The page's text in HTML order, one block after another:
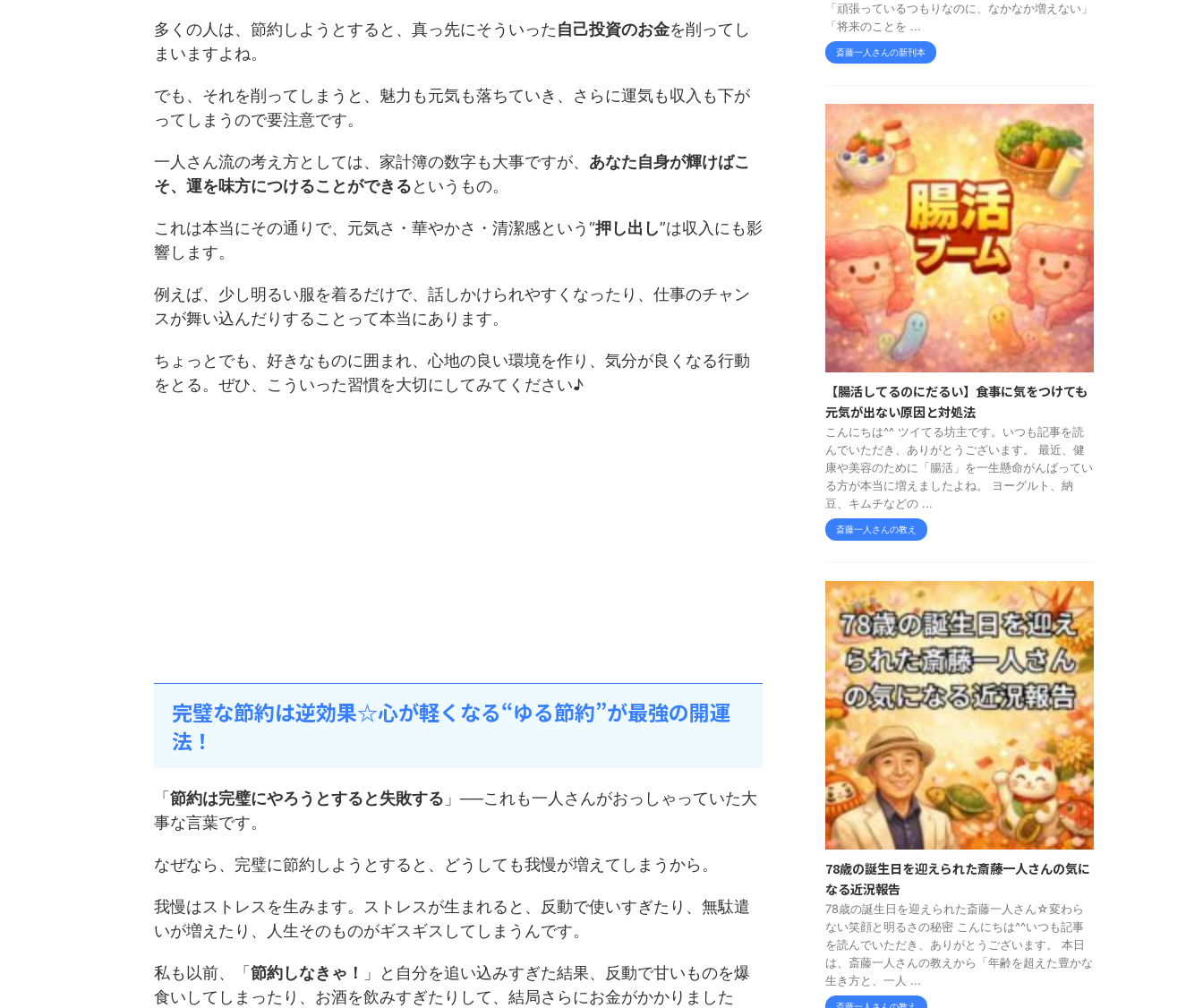
多くの人は、節約しようとすると、真っ先にそういった自己投資のお金を削ってし
まいますよね。
でも、それを削ってしまうと、魅力も元気も落ちていき、さらに運気も収入も下が
ってしまうので要注意です。
一人さん流の考え方としては、家計簿の数字も大事ですが、 あなた自身が輝けばこ
そ、運を味方につけることができるというもの。
これは本当にその通りで、元気さ・華やかさ・清潔感という“押し出し”は収入にも影
響します。
例えば、少し明るい服を着るだけで、話しかけられやすくなったり、仕事のチャン
スが舞い込んだりすることって本当にあります。
ちょっとでも、好きなものに囲まれ、心地の良い環境を作り、気分が良くなる行動
をとる。ぜひ、こういった習慣を大切にしてみてください♪
完璧な節約は逆効果☆心が軽くなる“ゆる節約”が最強の開運
法！
「 節約は完璧にやろうとすると失敗する 」──これも一人さんがおっしゃっていた大
事な言葉です。
なぜなら、完璧に節約しようとすると、どうしても我慢が増えてしまうから。
我慢はストレスを生みます。ストレスが生まれると、反動で使いすぎたり、無駄遣
いが増えたり、人生そのものがギスギスしてしまうんです。
私も以前、「 節約しなきゃ！
」と自分を追い込みすぎた結果、反動で甘いものを爆
食いしてしまったり、お酒を飲みすぎたりして、結局さらにお金がかかりました
「頑張っているつもりなのに、なかなか増えない」
「将来のことを ...
斎藤一人さんの新刊本
【腸活してるのにだるい】食事に気をつけても
元気が出ない原因と対処法
こんにちは^^ ツイてる坊主です。いつも記事を読
んでいただき、ありがとうございます。 最近、健
康や美容のために「腸活」を一生懸命がんばってい
る方が本当に増えましたよね。 ヨーグルト、納
豆、キムチなどの ...
斎藤一人さんの教え
78歳の誕生日を迎えられた斎藤一人さんの気に
なる近況報告
78歳の誕生日を迎えられた斎藤一人さん☆変わら
ない笑顔と明るさの秘密 こんにちは^^いつも記事
を読んでいただき、ありがとうございます。 本日
は、斎藤一人さんの教えから「年齢を超えた豊かな
生き方と、一人 ...